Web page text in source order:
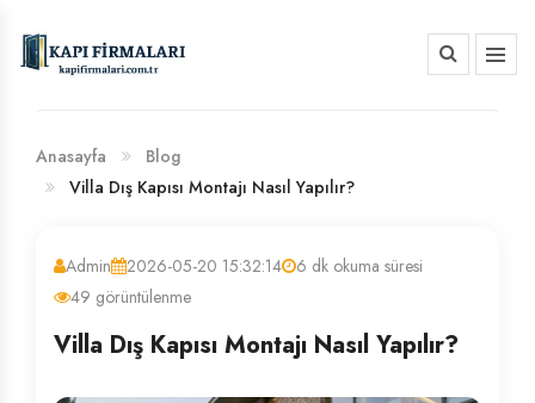
BANKA HESAP NUMARALARIMIZ
Anasayfa
Blog
Villa Dış Kapısı Montajı Nasıl Yapılır?
Admin 2026-05-20 15:32:14
6 dk okuma süresi
49 görüntülenme
Villa Dış Kapısı Montajı Nasıl Yapılır?